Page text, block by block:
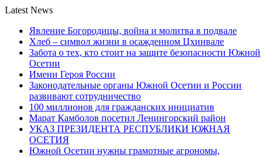
Latest News
Явление Богородицы, война и молитва в подвале
Хлеб – символ жизни в осажденном Цхинвале
Забота о тех, кто стоит на защите безопасности Южной
Осетии
Имени Героя России
Законодательные органы Южной Осетии и России
развивают сотрудничество
100 миллионов для гражданских инициатив
Марат Камболов посетил Ленингорский район
УКАЗ ПРЕЗИДЕНТА РЕСПУБЛИКИ ЮЖНАЯ
ОСЕТИЯ
Южной Осетии нужны грамотные агрономы,